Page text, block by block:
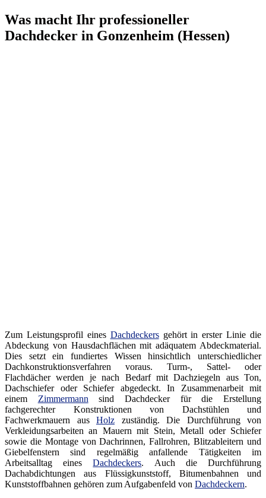
Was macht Ihr professioneller
Dachdecker in Gonzenheim (Hessen)
Zum Leistungsprofil eines Dachdeckersgehört in erster Linie die
Abdeckung von Hausdachflächen mit adäquatem Abdeckmaterial.
Dies setzt ein fundiertes Wissen hinsichtlich unterschiedlicher
Dachkonstruktionsverfahren voraus. Turm-, Sattel- oder
Flachdächer werden je nach Bedarf mit Dachziegeln aus Ton,
Dachschiefer oder Schiefer abgedeckt. In Zusammenarbeit mit
einem Zimmermann sind Dachdecker für die Erstellung
fachgerechter Konstruktionen von Dachstühlen und
Fachwerkmauern aus Holz zuständig. Die Durchführung von
Verkleidungsarbeiten an Mauern mit Stein, Metall oder Schiefer
sowie die Montage von Dachrinnen, Fallrohren, Blitzableitern und
Giebelfenstern sind regelmäßig anfallende Tätigkeiten im
Arbeitsalltag einesDachdeckers. Auch die Durchführung
Dachabdichtungen aus Flüssigkunststoff, Bitumenbahnen und
Kunststoffbahnen gehören zum Aufgabenfeld von Dachdeckern.